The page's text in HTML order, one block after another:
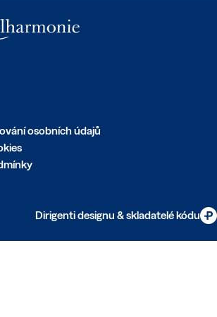
osobních údajů
Dirigenti designu & skladatelé kódu